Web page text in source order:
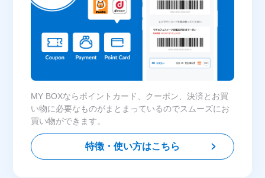
MY BOXならポイントカード、クーポン、決済とお買
い物に必要なものがまとまっているのでスムーズにお
買い物ができます。
特徴・使い方はこちら